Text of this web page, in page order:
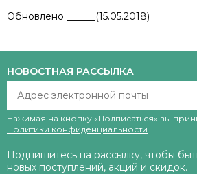
Обновлено ______(15.05.2018)
НОВОСТНАЯ РАССЫЛКА
Нажимая на кнопку «Подписаться» вы
Политики конфиденциальности.
Подпишитесь на рассылку, чтобы
новых поступлений, акций и скидок.